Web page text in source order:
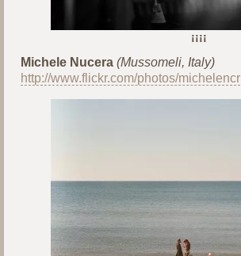
¡¡¡¡
Michele Nucera (Mussomeli, Italy)
http://www.flickr.com/photos/michelencr